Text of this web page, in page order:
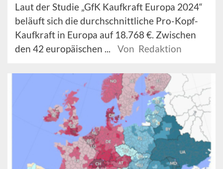
Laut der Studie „GfK Kaufkraft Europa 2024“
beläuft sich die durchschnittliche Pro-Kopf-
Kaufkraft in Europa auf 18.768 €. Zwischen
den 42 europäischen ...
Von Redaktion